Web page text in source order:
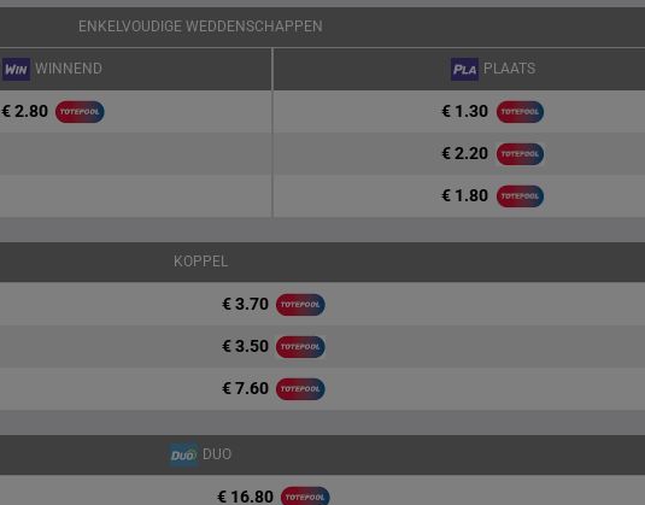
ENKELVOUDIGE WEDDENSCHAPPEN
WINNEND PLAATS
€ 2.80 € 1.30
€ 2.20
€ 1.80
KOPPEL
€ 3.70
€ 3.50
€ 7.60
DUO
€ 16.80